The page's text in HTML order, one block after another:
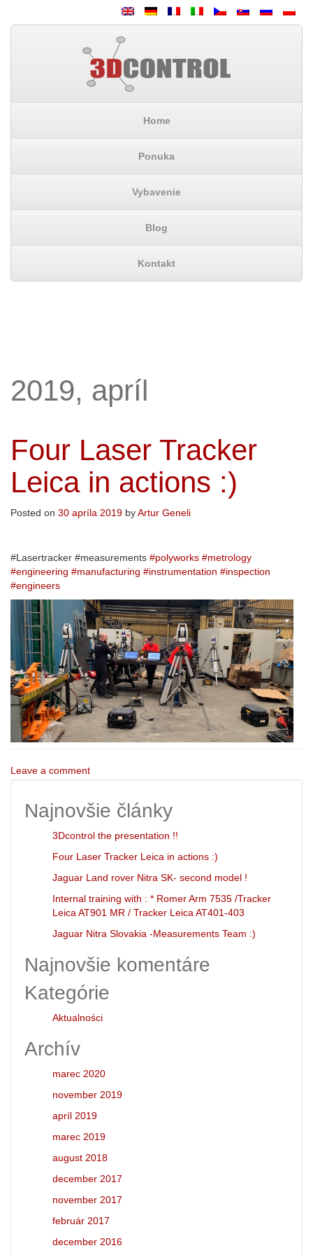
Home
Ponuka
Vybavenie
Blog
Kontakt
2019, apríl
Four Laser Tracker
Leica in actions :)
Posted on 30 apríla 2019 byArtur Geneli
#Lasertracker #measurements #polyworks #metrology
#engineering #manufacturing #instrumentation #inspection
#engineers
Leave a comment
Najnovšie články
3Dcontrol the presentation !!
Four Laser Tracker Leica in actions :)
Jaguar Land rover Nitra SK- second model !
Internal training with : * Romer Arm 7535 /Tracker
Leica AT901 MR / Tracker Leica AT401-403
Jaguar Nitra Slovakia -Measurements Team :)
Najnovšie komentáre
Kategórie
Aktualności
Archív
marec 2020
november 2019
apríl 2019
marec 2019
august 2018
december 2017
november 2017
február 2017
december 2016